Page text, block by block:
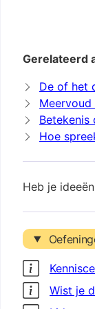
Gerelateerd
De of het
Meervoud
Betekenis
Hoe
Heb je
Wist je